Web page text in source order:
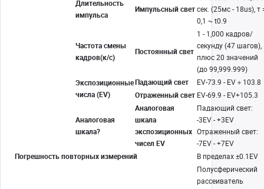
Длительность
импульса
Импульсный светсек. (25мс - 18us), т
0,1 ~ t0.9
Частота смены
кадров(к/с)
Постоянный свет
1 - 1,000 кадров/
секунду (47 шагов),
плюс 20 значений
(до 99,999.999)
Экспозиционные
числа (EV)
Падающий свет
EV-73.9 - EV＋103.8
Отраженный свет EV-69.9 - EV+105.3
Аналоговая
шкала?
Аналоговая
шкала
экспозиционных
чисел EV
Падающий свет:
-3EV - +3EV
Отраженный свет:
-7EV - +7EV
Погрешность повторных измерений
В пределах ±0.1EV
Полусферический
рассеиватель